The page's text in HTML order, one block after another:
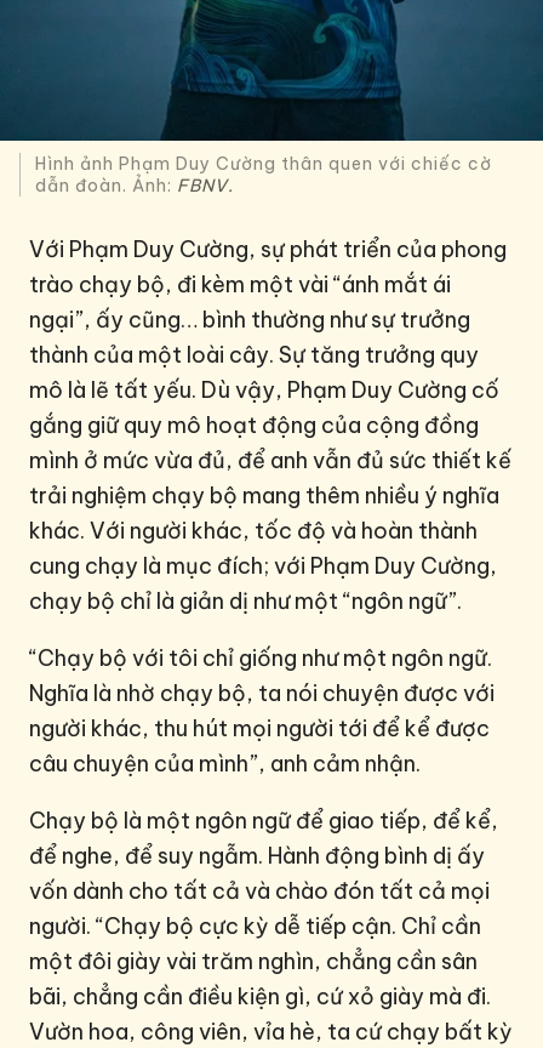
Hình ảnh Phạm Duy Cường thân quen với chiếc cờ
dẫn đoàn. Ảnh: FBNV.
Với Phạm Duy Cường, sự phát triển của phong
trào chạy bộ, đi kèm một vài “ánh mắt ái
ngại”, ấy cũng… bình thường như sự trưởng
thành của một loài cây. Sự tăng trưởng quy
mô là lẽ tất yếu. Dù vậy, Phạm Duy Cường cố
gắng giữ quy mô hoạt động của cộng đồng
mình ở mức vừa đủ, để anh vẫn đủ sức thiết kế
trải nghiệm chạy bộ mang thêm nhiều ý nghĩa
khác. Với người khác, tốc độ và hoàn thành
cung chạy là mục đích; với Phạm Duy Cường,
chạy bộ chỉ là giản dị như một “ngôn ngữ”.
“Chạy bộ với tôi chỉ giống như một ngôn ngữ.
Nghĩa là nhờ chạy bộ, ta nói chuyện được với
người khác, thu hút mọi người tới để kể được
câu chuyện của mình”, anh cảm nhận.
Chạy bộ là một ngôn ngữ để giao tiếp, để kể,
để nghe, để suy ngẫm. Hành động bình dị ấy
vốn dành cho tất cả và chào đón tất cả mọi
người. “Chạy bộ cực kỳ dễ tiếp cận. Chỉ cần
một đôi giày vài trăm nghìn, chẳng cần sân
bãi, chẳng cần điều kiện gì, cứ xỏ giày mà đi.
Vườn hoa, công viên, vỉa hè, ta cứ chạy bất kỳ